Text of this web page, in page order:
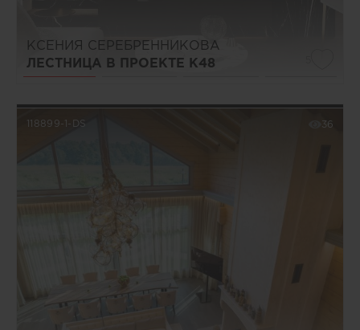
КСЕНИЯ СЕРЕБРЕННИКОВА
ЛЕСТНИЦА В ПРОЕКТЕ К48
118899-1-DS 36